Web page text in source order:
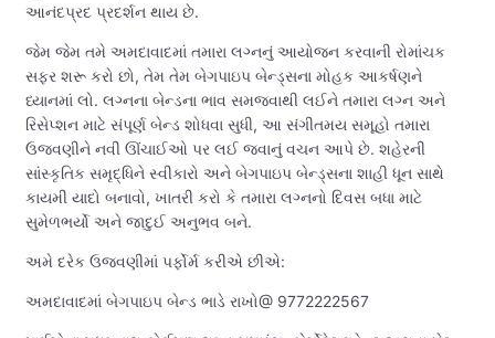
આનંદપ્રદ પ્રદર્શન થાય છે.
જેમ જેમ તમે અમદાવાદમાં તમારા લગ્નનું આયોજન કરવાની રોમાંચક
સફર શરૂ કરો છો, તેમ તેમ બેગપાઇપ બેન્ડ્સના મોહક આકર્ષણને
ધ્યાનમાં લો. લગ્નના બેન્ડના ભાવ સમજવાથી લઈને તમારા લગ્ન અને
રિસેપ્શન માટે સંપૂર્ણ બેન્ડ શોધવા સુધી, આ સંગીતમય સમૂહો તમારા
ઉજવણીને નવી ઊંચાઈઓ પર લઈ જવાનું વચન આપે છે. શહેરની
સાંસ્કૃતિક સમૃદ્ધિને સ્વીકારો અને બેગપાઇપ બેન્ડ્સના શાહી ધૂન સાથે
કાયમી યાદો બનાવો, ખાતરી કરો કે તમારા લગ્નનો દિવસ બધા માટે
સુમેળભર્યો અને જાદુઈ અનુભવ બને.
અમે દરેક ઉજવણીમાં પર્ફોર્મ કરીએ છીએ:
અમદાવાદમાં બેગપાઇપ બેન્ડ ભાડે રાખો@ 9772222567